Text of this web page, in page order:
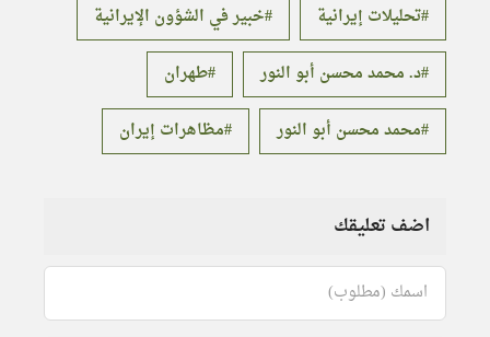
تحليلات إيرانية
خبير في الشؤون الإيرانية
د. محمد محسن أبو النور
طهران
محمد محسن أبو النور
مظاهرات إيران
اضف تعليقك